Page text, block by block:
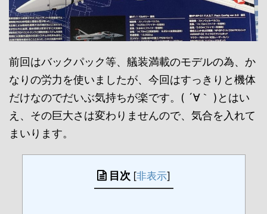
前回はバックパック等、艤装満載のモデルの為、か
なりの労力を使いましたが、今回はすっきりと機体
だけなのでだいぶ気持ちが楽です。( ´∀｀ )とはい
え、その巨大さは変わりませんので、気合を入れて
まいります。
目次 [非表示]